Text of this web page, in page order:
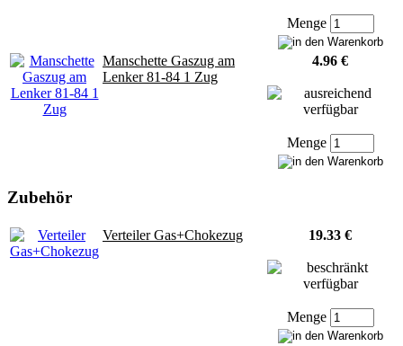
Menge
Manschette Gaszug am
Lenker 81-84 1 Zug
4.96 €
Menge
Zubehör
Verteiler Gas+Chokezug 19.33 €
Menge